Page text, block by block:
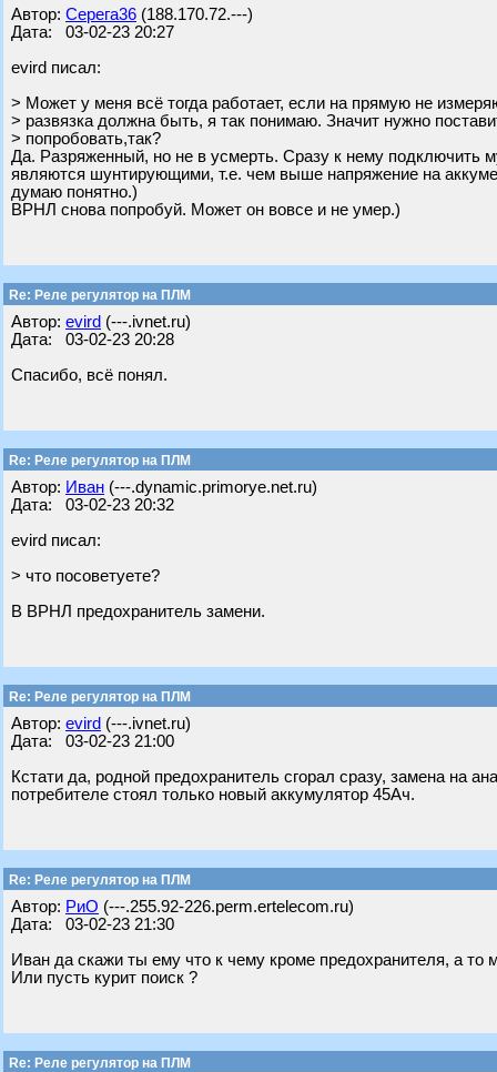
Автор: Серега36 (188.170.72.---)
Дата: 03-02-23 20:27
evird писал:
> Может у меня всё тогда работает, если на прямую не
> развязка должна быть, я так понимаю. Значит нужно
> попробовать,так?
Да. Разряженный, но не в усмерть. Сразу к нему подключить
являются шунтирующими, т.е. чем выше напряжение на
думаю понятно.)
ВРНЛ снова попробуй. Может он вовсе и не умер.)
Re: Реле регулятор на ПЛМ
Автор: evird (---.ivnet.ru)
Дата: 03-02-23 20:28
Спасибо, всё понял.
Re: Реле регулятор на ПЛМ
Автор: Иван (---.dynamic.primorye.net.ru)
Дата: 03-02-23 20:32
evird писал:
> что посоветуете?
В ВРНЛ предохранитель замени.
Re: Реле регулятор на ПЛМ
Автор: evird (---.ivnet.ru)
Дата: 03-02-23 21:00
Кстати да, родной предохранитель сгорал сразу, замена на
потребителе стоял только новый аккумулятор 45Ач.
Re: Реле регулятор на ПЛМ
Автор: РиО (---.255.92-226.perm.ertelecom.ru)
Дата: 03-02-23 21:30
Иван да скажи ты ему что к чему кроме предохранителя, а то
Или пусть курит поиск ?
Re: Реле регулятор на ПЛМ